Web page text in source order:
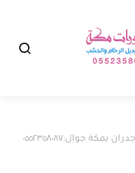
معلم ورق جدران بمكة جوال:٠٥٥٢٣٥٨٠٨٧